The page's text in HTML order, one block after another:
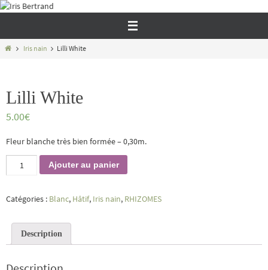
Passer
contenuHomeIris nain Lilli White
Lilli White
5.00€
Fleur blanche très bien formée – 0,30m.
quantité
de
White
Ajouter au panier
Catégories : Blanc, Hâtif, Iris nain, RHIZOMES
Description